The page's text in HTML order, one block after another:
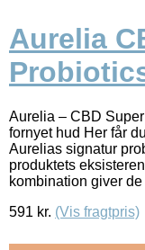
Aurelia
Aurelia – CBD
fornyet hud Her får
Aurelias signatur
produktets
kombination giver
591 kr. (Vis fragtpris)